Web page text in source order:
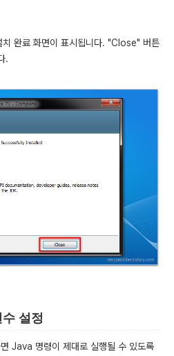
치 완료 화면이 표시됩니다. "Close" 버튼
.
설정
Java 명령이 제대로 실행될 수 있도록